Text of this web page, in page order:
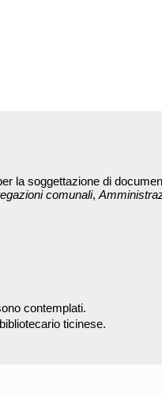
la soggettazione di
comunali,
contemplati.
ticinese.